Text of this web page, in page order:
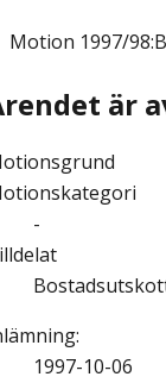
Motion 1997/
är
-
:
1997-10-06